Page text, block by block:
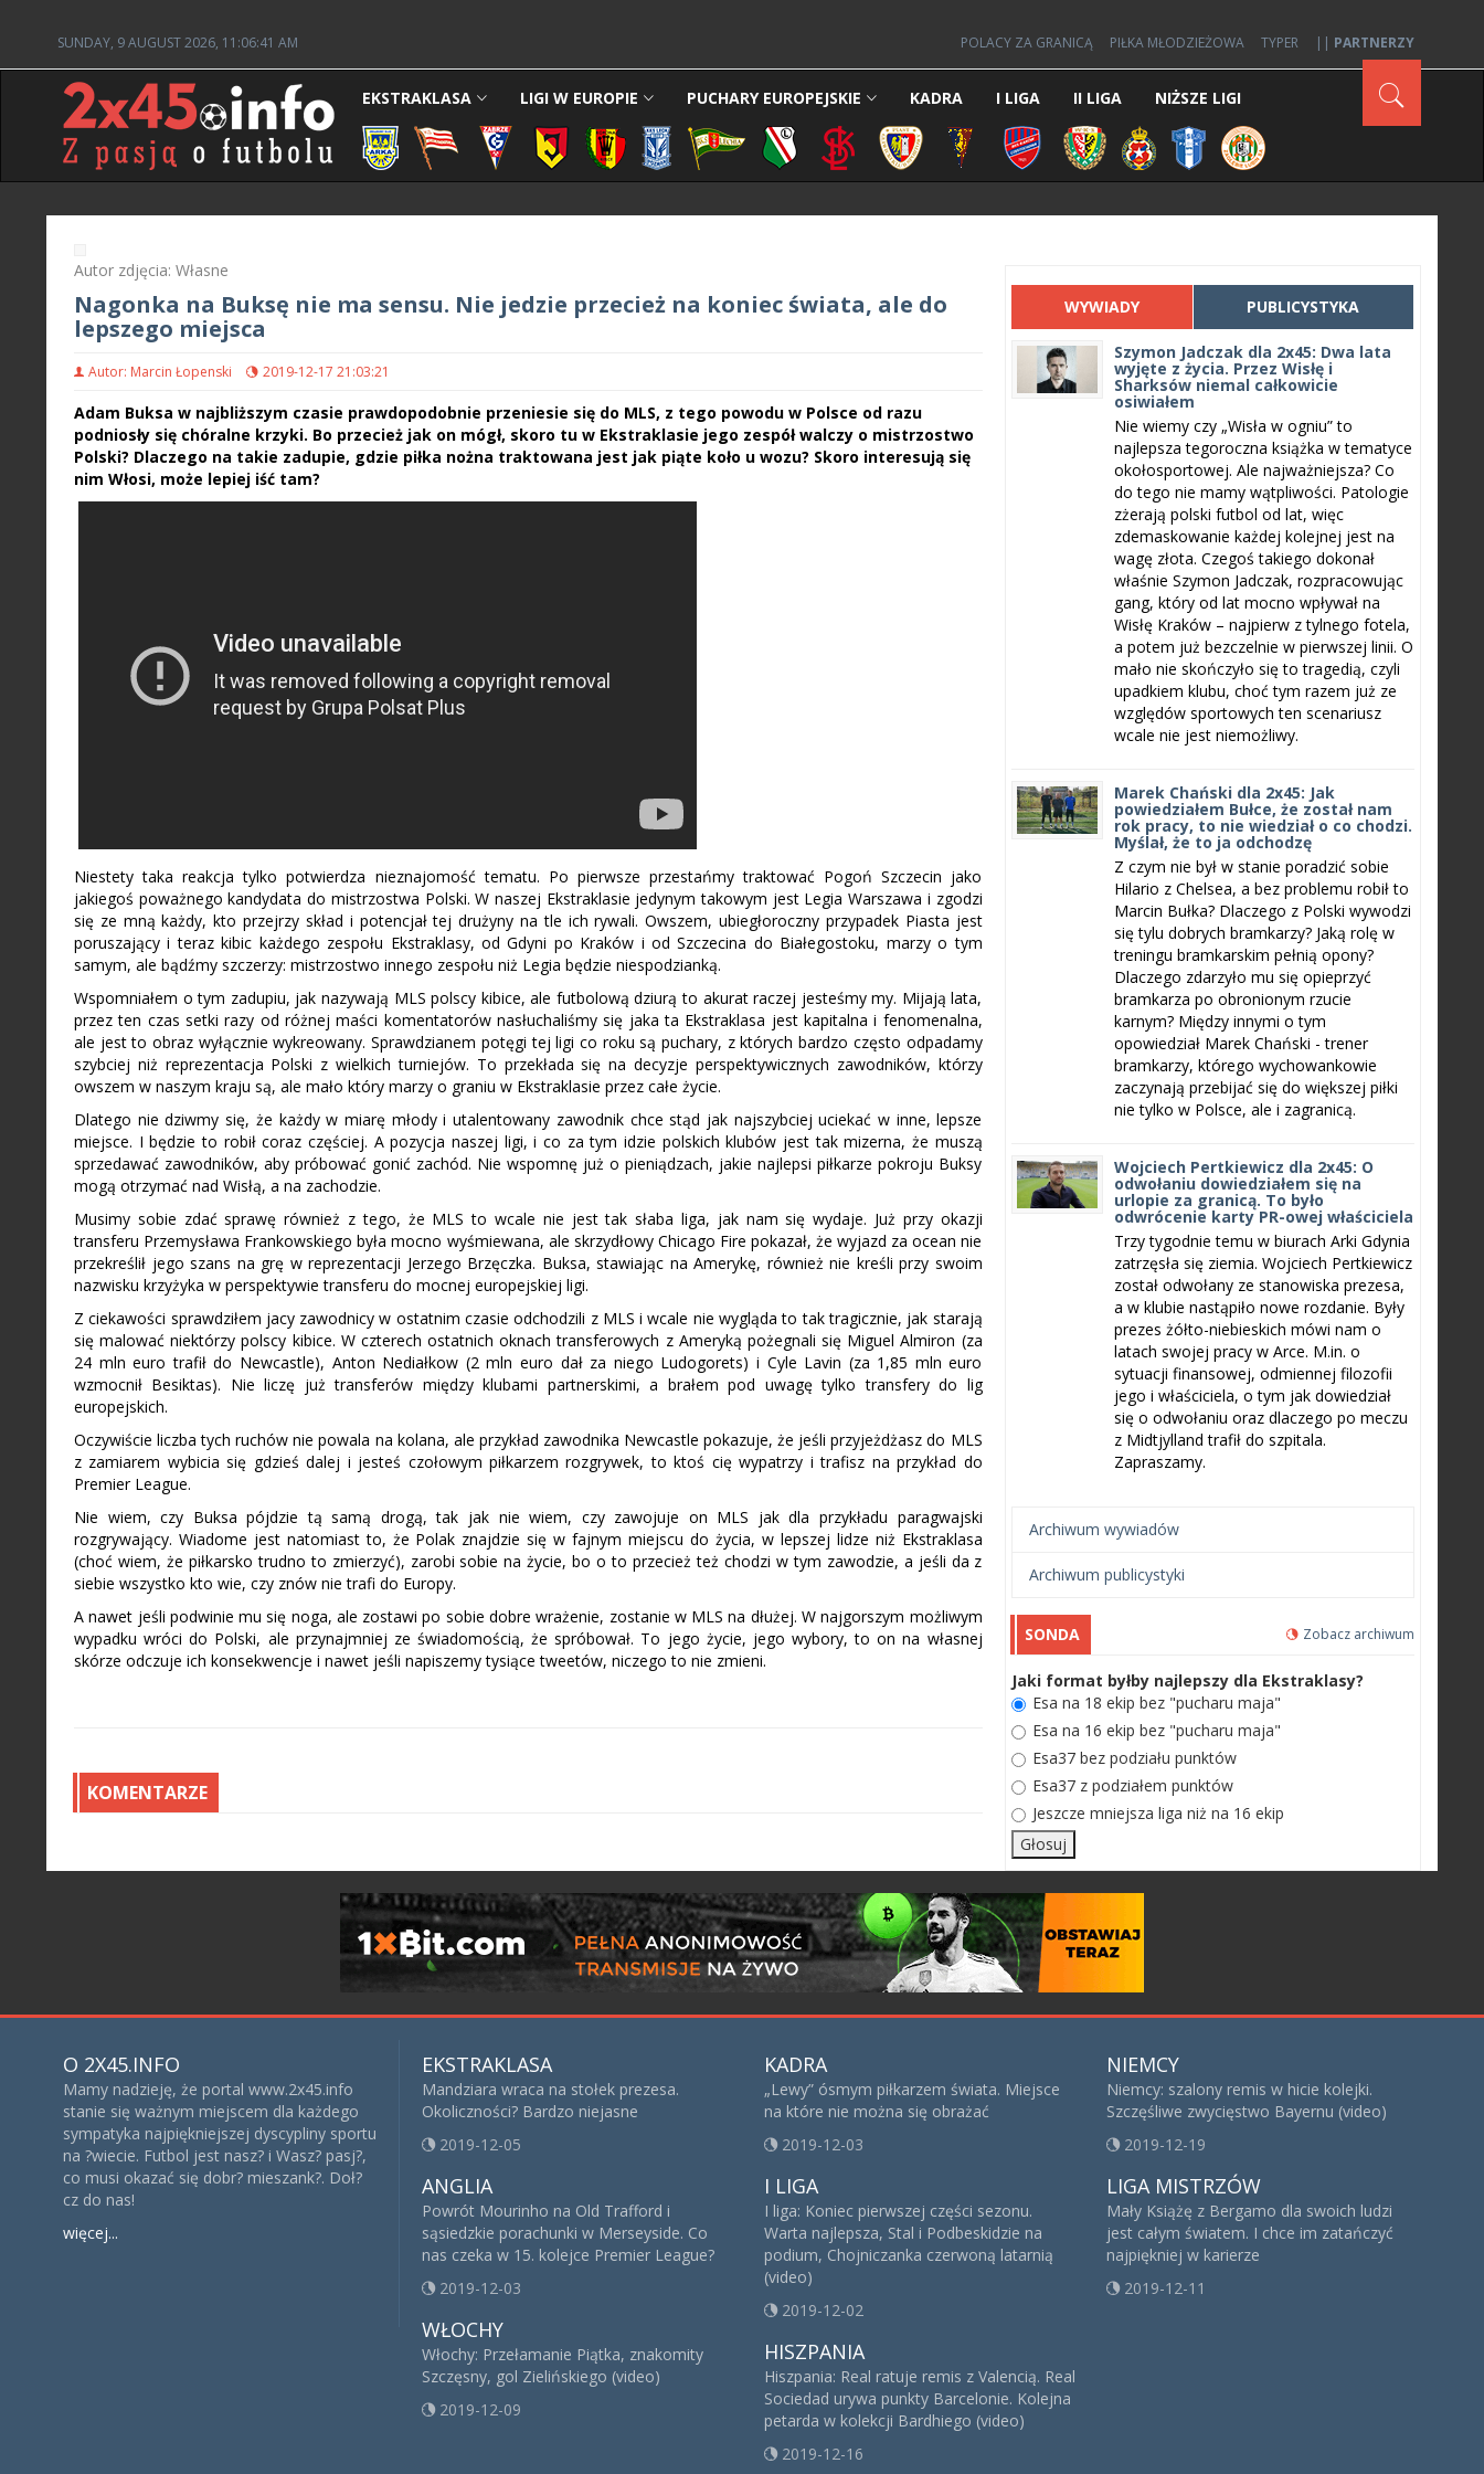
SUNDAY, 9 AUGUST 2026, 11:06:41 AM POLACY ZA GRANICĄ PIŁKA MŁODZIEŻOWA TYPER || PARTNERZY
EKSTRAKLASA LIGI W EUROPIE PUCHARY EUROPEJSKIE KADRA I LIGA II LIGA NIŻSZE LIGI
Autor zdjęcia: Własne
Nagonka na Buksę nie ma sensu. Nie jedzie przecież na koniec świata, ale do
lepszego miejsca
Autor: Marcin Łopenski 2019-12-17 21:03:21
Adam Buksa w najbliższym czasie prawdopodobnie przeniesie się do MLS, z tego powodu w Polsce od razu
podniosły się chóralne krzyki. Bo przecież jak on mógł, skoro tu w Ekstraklasie jego zespół walczy o mistrzostwo
Polski? Dlaczego na takie zadupie, gdzie piłka nożna traktowana jest jak piąte koło u wozu? Skoro interesują się
nim Włosi, może lepiej iść tam?
Niestety taka reakcja tylko potwierdza nieznajomość tematu. Po pierwsze przestańmy traktować Pogoń Szczecin jako
jakiegoś poważnego kandydata do mistrzostwa Polski. W naszej Ekstraklasie jedynym takowym jest Legia Warszawa i zgodzi
się ze mną każdy, kto przejrzy skład i potencjał tej drużyny na tle ich rywali. Owszem, ubiegłoroczny przypadek Piasta jest
poruszający i teraz kibic każdego zespołu Ekstraklasy, od Gdyni po Kraków i od Szczecina do Białegostoku, marzy o tym
samym, ale bądźmy szczerzy: mistrzostwo innego zespołu niż Legia będzie niespodzianką.
Wspomniałem o tym zadupiu, jak nazywają MLS polscy kibice, ale futbolową dziurą to akurat raczej jesteśmy my. Mijają lata,
przez ten czas setki razy od różnej maści komentatorów nasłuchaliśmy się jaka ta Ekstraklasa jest kapitalna i fenomenalna,
ale jest to obraz wyłącznie wykreowany. Sprawdzianem potęgi tej ligi co roku są puchary, z których bardzo często odpadamy
szybciej niż reprezentacja Polski z wielkich turniejów. To przekłada się na decyzje perspektywicznych zawodników, którzy
owszem w naszym kraju są, ale mało który marzy o graniu w Ekstraklasie przez całe życie.
Dlatego nie dziwmy się, że każdy w miarę młody i utalentowany zawodnik chce stąd jak najszybciej uciekać w inne, lepsze
miejsce. I będzie to robił coraz częściej. A pozycja naszej ligi, i co za tym idzie polskich klubów jest tak mizerna, że muszą
sprzedawać zawodników, aby próbować gonić zachód. Nie wspomnę już o pieniądzach, jakie najlepsi piłkarze pokroju Buksy
mogą otrzymać nad Wisłą, a na zachodzie.
Musimy sobie zdać sprawę również z tego, że MLS to wcale nie jest tak słaba liga, jak nam się wydaje. Już przy okazji
transferu Przemysława Frankowskiego była mocno wyśmiewana, ale skrzydłowy Chicago Fire pokazał, że wyjazd za ocean nie
przekreślił jego szans na grę w reprezentacji Jerzego Brzęczka. Buksa, stawiając na Amerykę, również nie kreśli przy swoim
nazwisku krzyżyka w perspektywie transferu do mocnej europejskiej ligi.
Z ciekawości sprawdziłem jacy zawodnicy w ostatnim czasie odchodzili z MLS i wcale nie wygląda to tak tragicznie, jak starają
się malować niektórzy polscy kibice. W czterech ostatnich oknach transferowych z Ameryką pożegnali się Miguel Almiron (za
24 mln euro trafił do Newcastle), Anton Nediałkow (2 mln euro dał za niego Ludogorets) i Cyle Lavin (za 1,85 mln euro
wzmocnił Besiktas). Nie liczę już transferów między klubami partnerskimi, a brałem pod uwagę tylko transfery do lig
europejskich.
Oczywiście liczba tych ruchów nie powala na kolana, ale przykład zawodnika Newcastle pokazuje, że jeśli przyjeżdżasz do MLS
z zamiarem wybicia się gdzieś dalej i jesteś czołowym piłkarzem rozgrywek, to ktoś cię wypatrzy i trafisz na przykład do
Premier League.
Nie wiem, czy Buksa pójdzie tą samą drogą, tak jak nie wiem, czy zawojuje on MLS jak dla przykładu paragwajski
rozgrywający. Wiadome jest natomiast to, że Polak znajdzie się w fajnym miejscu do życia, w lepszej lidze niż Ekstraklasa
(choć wiem, że piłkarsko trudno to zmierzyć), zarobi sobie na życie, bo o to przecież też chodzi w tym zawodzie, a jeśli da z
siebie wszystko kto wie, czy znów nie trafi do Europy.
A nawet jeśli podwinie mu się noga, ale zostawi po sobie dobre wrażenie, zostanie w MLS na dłużej. W najgorszym możliwym
wypadku wróci do Polski, ale przynajmniej ze świadomością, że spróbował. To jego życie, jego wybory, to on na własnej
skórze odczuje ich konsekwencje i nawet jeśli napiszemy tysiące tweetów, niczego to nie zmieni.
KOMENTARZE
WYWIADY PUBLICYSTYKA
Szymon Jadczak dla 2x45: Dwa lata
wyjęte z życia. Przez Wisłę i
Sharksów niemal całkowicie
osiwiałem
Nie wiemy czy „Wisła w ogniu” to
najlepsza tegoroczna książka w tematyce
okołosportowej. Ale najważniejsza? Co
do tego nie mamy wątpliwości. Patologie
zżerają polski futbol od lat, więc
zdemaskowanie każdej kolejnej jest na
wagę złota. Czegoś takiego dokonał
właśnie Szymon Jadczak, rozpracowując
gang, który od lat mocno wpływał na
Wisłę Kraków – najpierw z tylnego fotela,
a potem już bezczelnie w pierwszej linii. O
mało nie skończyło się to tragedią, czyli
upadkiem klubu, choć tym razem już ze
względów sportowych ten scenariusz
wcale nie jest niemożliwy.
Marek Chański dla 2x45: Jak
powiedziałem Bułce, że został nam
rok pracy, to nie wiedział o co chodzi.
Myślał, że to ja odchodzę
Z czym nie był w stanie poradzić sobie
Hilario z Chelsea, a bez problemu robił to
Marcin Bułka? Dlaczego z Polski wywodzi
się tylu dobrych bramkarzy? Jaką rolę w
treningu bramkarskim pełnią opony?
Dlaczego zdarzyło mu się opieprzyć
bramkarza po obronionym rzucie
karnym? Między innymi o tym
opowiedział Marek Chański - trener
bramkarzy, którego wychowankowie
zaczynają przebijać się do większej piłki
nie tylko w Polsce, ale i zagranicą.
Wojciech Pertkiewicz dla 2x45: O
odwołaniu dowiedziałem się na
urlopie za granicą. To było
odwrócenie karty PR-owej właściciela
Trzy tygodnie temu w biurach Arki Gdynia
zatrzęsła się ziemia. Wojciech Pertkiewicz
został odwołany ze stanowiska prezesa,
a w klubie nastąpiło nowe rozdanie. Były
prezes żółto-niebieskich mówi nam o
latach swojej pracy w Arce. M.in. o
sytuacji finansowej, odmiennej filozofii
jego i właściciela, o tym jak dowiedział
się o odwołaniu oraz dlaczego po meczu
z Midtjylland trafił do szpitala.
Zapraszamy.
Archiwum wywiadów
Archiwum publicystyki
SONDA Zobacz archiwum
Jaki format byłby najlepszy dla Ekstraklasy?
Esa na 18 ekip bez "pucharu maja"
Esa na 16 ekip bez "pucharu maja"
Esa37 bez podziału punktów
Esa37 z podziałem punktów
Jeszcze mniejsza liga niż na 16 ekip
O 2X45.INFO
Mamy nadzieję, że portal www.2x45.info
stanie się ważnym miejscem dla każdego
sympatyka najpiękniejszej dyscypliny sportu
na ?wiecie. Futbol jest nasz? i Wasz? pasj?,
co musi okazać się dobr? mieszank?. Doł?
cz do nas!
więcej...
EKSTRAKLASA
Mandziara wraca na stołek prezesa.
Okoliczności? Bardzo niejasne
2019-12-05
ANGLIA
Powrót Mourinho na Old Trafford i
sąsiedzkie porachunki w Merseyside. Co
nas czeka w 15. kolejce Premier League?
2019-12-03
WŁOCHY
Włochy: Przełamanie Piątka, znakomity
Szczęsny, gol Zielińskiego (video)
2019-12-09
KADRA
„Lewy” ósmym piłkarzem świata. Miejsce
na które nie można się obrażać
2019-12-03
I LIGA
I liga: Koniec pierwszej części sezonu.
Warta najlepsza, Stal i Podbeskidzie na
podium, Chojniczanka czerwoną latarnią
(video)
2019-12-02
HISZPANIA
Hiszpania: Real ratuje remis z Valencią. Real
Sociedad urywa punkty Barcelonie. Kolejna
petarda w kolekcji Bardhiego (video)
2019-12-16
NIEMCY
Niemcy: szalony remis w hicie kolejki.
Szczęśliwe zwycięstwo Bayernu (video)
2019-12-19
LIGA MISTRZÓW
Mały Książę z Bergamo dla swoich ludzi
jest całym światem. I chce im zatańczyć
najpiękniej w karierze
2019-12-11